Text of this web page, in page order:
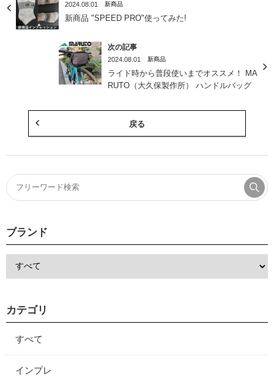
2024.08.01 新商品
新商品 "SPEED PRO"使ってみた!
次の記事
2024.08.01 新商品
ライド時から普段使いまでオススメ！ MA
RUTO（大久保製作所） ハンドルバッグ
戻る
ブランド
カテゴリ
すべて
インプレ